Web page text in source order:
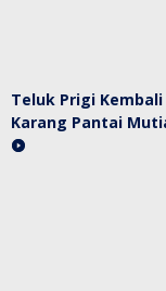
Teluk Prigi Kembali
Karang Pantai